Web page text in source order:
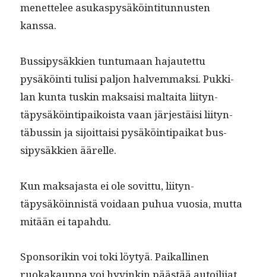
menet­telee asukaspysäköin­ti­tun­nusten
kanssa.
Bus­sipysäkkien tun­tu­maan hajautet­tu
pysäköin­ti tulisi paljon halvem­mak­si. Pukki­
lan kun­ta tuskin mak­saisi mal­tai­ta liityn­
täpysäköin­tipaikoista vaan jär­jestäisi liityn­
täbussin ja sijoit­taisi pysäköin­tipaikat bus­
sipysäkkien äärelle.
Kun mak­sa­jas­ta ei ole sovit­tu, liityn­
täpysäköin­nistä voidaan puhua vuosia, mut­ta
mitään ei tapahdu.
Spon­sorikin voi toki löy­tyä. Paikalli­nen